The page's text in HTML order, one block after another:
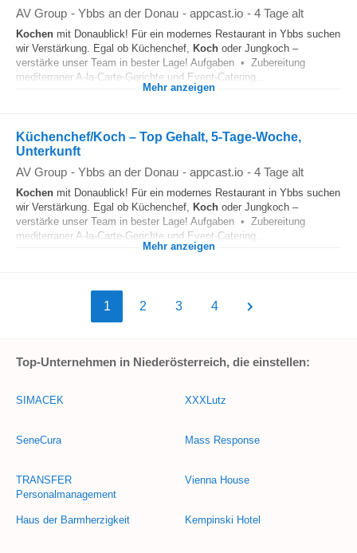
AV Group - Ybbs an der Donau - appcast.io - 4 Tage alt
Kochen mit Donaublick! Für ein modernes Restaurant in Ybbs suchen
wir Verstärkung. Egal ob Küchenchef, Koch oder Jungkoch –
verstärke unser Team in bester Lage! Aufgaben • Zubereitung
mediterraner A-la-Carte-Gerichte und Event-Catering...
Mehr anzeigen
Küchenchef/Koch – Top Gehalt, 5-Tage-Woche,
Unterkunft
AV Group - Ybbs an der Donau - appcast.io - 4 Tage alt
Kochen mit Donaublick! Für ein modernes Restaurant in Ybbs suchen
wir Verstärkung. Egal ob Küchenchef, Koch oder Jungkoch –
verstärke unser Team in bester Lage! Aufgaben • Zubereitung
mediterraner A-la-Carte-Gerichte und Event-Catering...
Mehr anzeigen
1 2 3 4
Top-Unternehmen in Niederösterreich, die einstellen:
SIMACEK
SeneCura
TRANSFER
Personalmanagement
Haus der Barmherzigkeit
XXXLutz
Mass Response
Vienna House
Kempinski Hotel